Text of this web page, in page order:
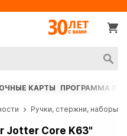
КАРТЫ ПРОГРАММА
Ручки, стержни, наборы
Jotter Core K63"